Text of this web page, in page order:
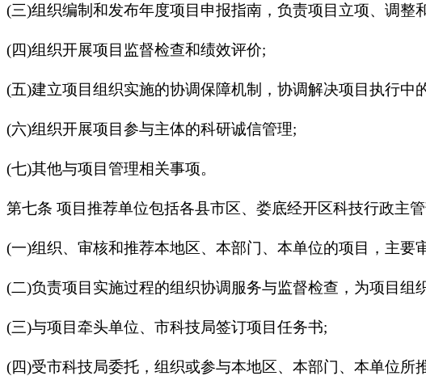
(三)组织编制和发布年度项目申报指南，负责项目立项、调整
(四)组织开展项目监督检查和绩效评价;
(五)建立项目组织实施的协调保障机制，协调解决项目执行
(六)组织开展项目参与主体的科研诚信管理;
(七)其他与项目管理相关事项。
第七条 项目推荐单位包括各县市区、娄底经开区科技行政主
(一)组织、审核和推荐本地区、本部门、本单位的项目，主
(二)负责项目实施过程的组织协调服务与监督检查，为项目
(三)与项目牵头单位、市科技局签订项目任务书;
(四)受市科技局委托，组织或参与本地区、本部门、本单位所